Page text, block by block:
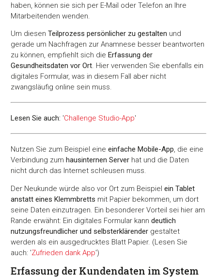
haben, können sie sich per E-Mail oder Telefon an Ihre
Mitarbeitenden wenden.
Um diesenTeilprozess persönlicher zu gestalten und
gerade um Nachfragen zur Anamnese besser beantworten
zu können, empfiehlt sich dieErfassung der
Gesundheitsdaten vor Ort. Hier verwenden Sie ebenfalls ein
digitales Formular, was in diesem Fall aber nicht
zwangsläufig online sein muss.
Lesen Sie auch: 'Challenge Studio-App'
Nutzen Sie zum Beispiel eineeinfache Mobile-App, die eine
Verbindung zumhausinternen Server hat und die Daten
nicht durch das Internet schleusen muss.
Der Neukunde würde also vor Ort zum Beispielein Tablet
anstatt eines Klemmbretts mit Papier bekommen, um dort
seine Daten einzutragen. Ein besonderer Vorteil sei hier am
Rande erwähnt: Ein digitales Formular kanndeutlich
nutzungsfreundlicher und selbsterklärender gestaltet
werden als ein ausgedrucktes Blatt Papier. (Lesen Sie
auch: 'Zufrieden dank App')
Erfassung der Kundendaten im System